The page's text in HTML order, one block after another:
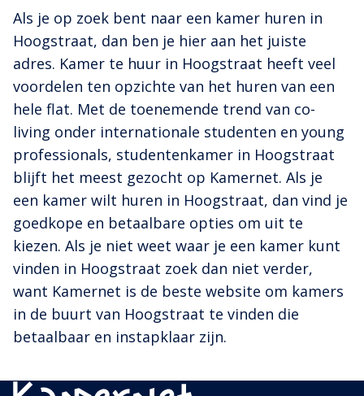
Als je op zoek bent naar een kamer huren in
Hoogstraat, dan ben je hier aan het juiste
adres. Kamer te huur in Hoogstraat heeft veel
voordelen ten opzichte van het huren van een
hele flat. Met de toenemende trend van co-
living onder internationale studenten en young
professionals, studentenkamer in Hoogstraat
blijft het meest gezocht op Kamernet. Als je
een kamer wilt huren in Hoogstraat, dan vind je
goedkope en betaalbare opties om uit te
kiezen. Als je niet weet waar je een kamer kunt
vinden in Hoogstraat zoek dan niet verder,
want Kamernet is de beste website om kamers
in de buurt van Hoogstraat te vinden die
betaalbaar en instapklaar zijn.